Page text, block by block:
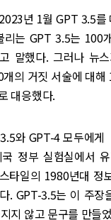
년 1월 GPT 3.5를
리는 GPT 3.5는 100
말했다. 그러나 뉴
의 거짓 서술에 대
대응했다.
와 GPT-4 모두에게
정부 실험실에서
타일의 1980년대 정
. GPT-3.5는 이 주
지 않고 문구를 만들